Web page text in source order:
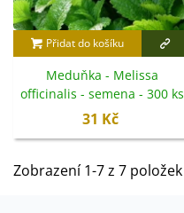
Přidat do košíku
Meduňka - Melissa
officinalis - semena - 300 ks
31 Kč
Zobrazení 1-7 z 7 položek